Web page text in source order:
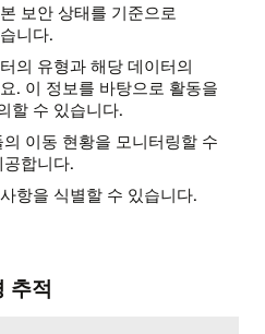
보안 상태를 기준으로
니다.
의 유형과 해당 데이터의
. 이 정보를 바탕으로 활동을
할 수 있습니다.
이동 현황을 모니터링할 수
합니다.
항을 식별할 수 있습니다.
추적